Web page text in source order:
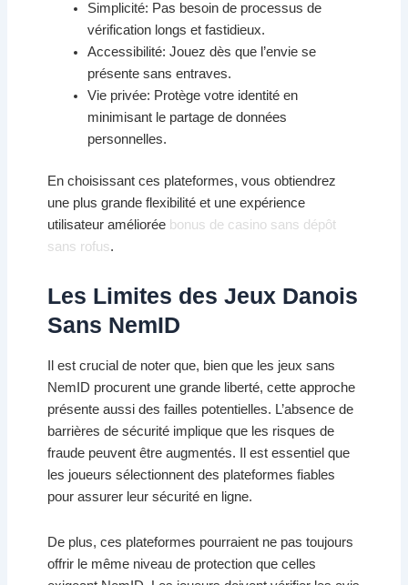
Simplicité: Pas besoin de processus de
vérification longs et fastidieux.
Accessibilité: Jouez dès que l’envie se
présente sans entraves.
Vie privée: Protège votre identité en
minimisant le partage de données
personnelles.
En choisissant ces plateformes, vous obtiendrez
une plus grande flexibilité et une expérience
utilisateur améliorée bonus de casino sans dépôt
sans rofus.
Les Limites des Jeux Danois
Sans NemID
Il est crucial de noter que, bien que les jeux sans
NemID procurent une grande liberté, cette approche
présente aussi des failles potentielles. L’absence de
barrières de sécurité implique que les risques de
fraude peuvent être augmentés. Il est essentiel que
les joueurs sélectionnent des plateformes fiables
pour assurer leur sécurité en ligne.
De plus, ces plateformes pourraient ne pas toujours
offrir le même niveau de protection que celles